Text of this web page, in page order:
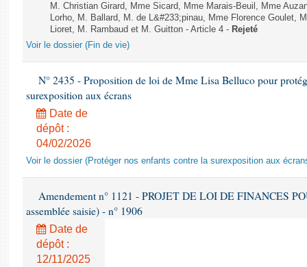
M. Christian Girard, Mme Sicard, Mme Marais-Beuil, Mme
Lorho, M. Ballard, M. de L&#233;pinau, Mme Florence Goulet,
Lioret, M. Rambaud et M. Guitton - Article 4 - Rejeté
Voir le dossier (Fin de vie)
N° 2435 - Proposition de loi de Mme Lisa Belluco pour
surexposition aux écrans
Date de
dépôt :
04/02/2026
Voir le dossier (Protéger nos enfants contre la surexposition aux
Amendement n° 1121 - PROJET DE LOI DE FINANCES
assemblée saisie) - n° 1906
Date de
dépôt :
12/11/2025